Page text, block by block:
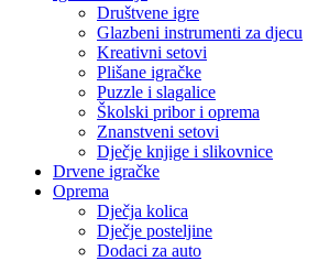
Društvene igre
Glazbeni instrumenti za djecu
Kreativni setovi
Plišane igračke
Puzzle i slagalice
Školski pribor i oprema
Znanstveni setovi
Dječje knjige i slikovnice
Drvene igračke
Oprema
Dječja kolica
Dječje posteljine
Dodaci za auto